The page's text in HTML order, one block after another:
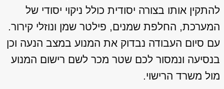
להתקין אותו בצורה יסודית כולל ניקוי יסודי של
המערכת, החלפת שמנים, פילטר שמן ונוזלי קירור.
עם סיום העבודה נבדוק את המנוע במצב הנעה וכן
בנסיעה ונמסור לכם שטר מכר לשם רישום המנוע
מול משרד הרישוי.